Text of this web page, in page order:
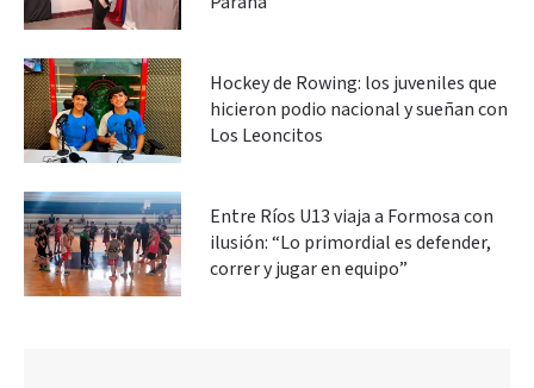
Hockey de Rowing: los juveniles que
hicieron podio nacional y sueñan con
Los Leoncitos
Entre Ríos U13 viaja a Formosa con
ilusión: “Lo primordial es defender,
correr y jugar en equipo”